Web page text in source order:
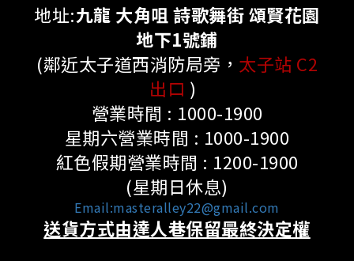
地址:九龍 大角咀 詩歌舞街 頌賢花園
地下1號鋪
(鄰近太子道西消防局旁， 太子站 C2
出口 )
營業時間 : 1000-1900
星期六營業時間 : 1000-1900
紅色假期營業時間 : 1200-1900
(星期日休息)
Email:masteralley22@gmail.com
送貨方式由達人巷保留最終決定權